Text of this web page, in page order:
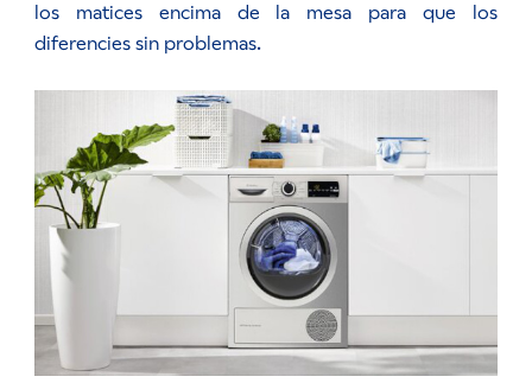
los matices encima de la mesa para que los
diferencies sin problemas.